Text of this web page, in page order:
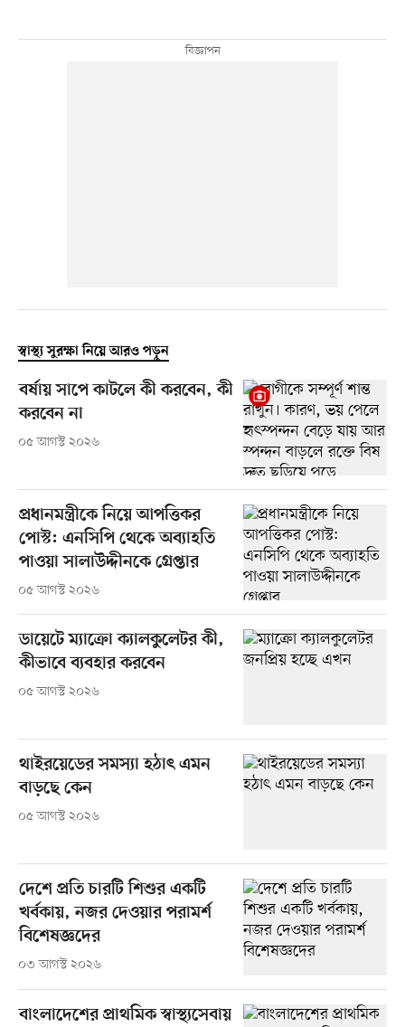
স্বাস্থ্য সুরক্ষা নিয়ে আরও পড়ুন
বর্ষায় সাপে কাটলে কী করবেন, কী
করবেন না
০৫ আগস্ট ২০২৬
প্রধানমন্ত্রীকে নিয়ে আপত্তিকর
পোস্ট: এনসিপি থেকে অব্যাহতি
পাওয়া সালাউদ্দীনকে গ্রেপ্তার
০৫ আগস্ট ২০২৬
ডায়েটে ম্যাক্রো ক্যালকুলেটর কী,
কীভাবে ব্যবহার করবেন
০৫ আগস্ট ২০২৬
থাইরয়েডের সমস্যা হঠাৎ এমন
বাড়ছে কেন
০৫ আগস্ট ২০২৬
দেশে প্রতি চারটি শিশুর একটি
খর্বকায়, নজর দেওয়ার পরামর্শ
বিশেষজ্ঞদের
০৩ আগস্ট ২০২৬
বাংলাদেশের প্রাথমিক স্বাস্থ্যসেবায়